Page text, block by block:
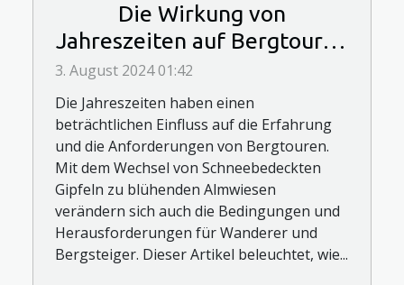
Die Wirkung von
Jahreszeiten auf Bergtouren
und ihre Planung
3. August 2024 01:42
Die Jahreszeiten haben einen
beträchtlichen Einfluss auf die Erfahrung
und die Anforderungen von Bergtouren.
Mit dem Wechsel von Schneebedeckten
Gipfeln zu blühenden Almwiesen
verändern sich auch die Bedingungen und
Herausforderungen für Wanderer und
Bergsteiger. Dieser Artikel beleuchtet, wie...